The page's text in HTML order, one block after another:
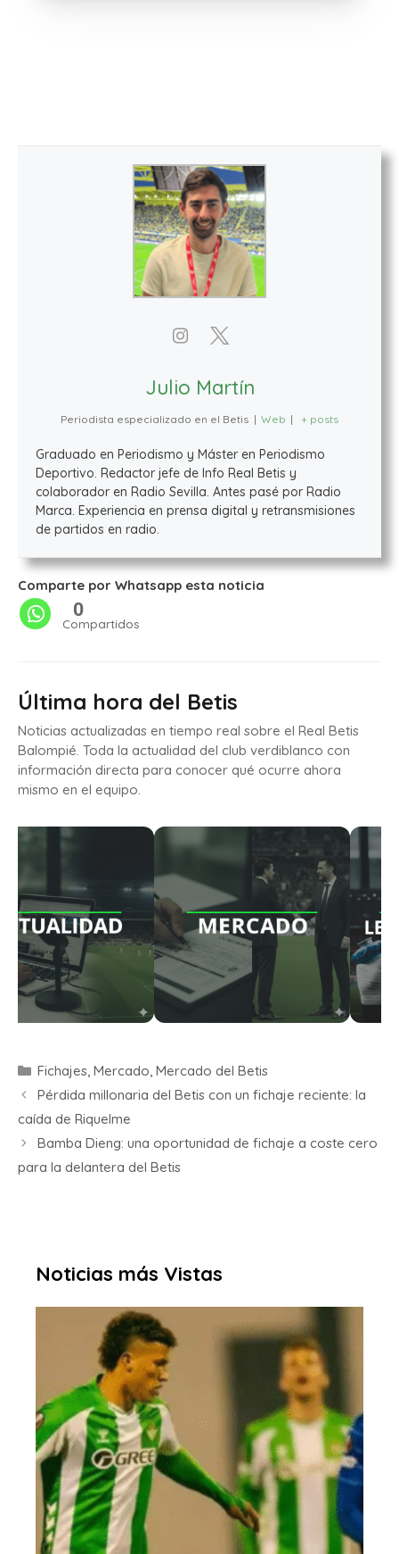
Julio Martín
Periodista especializado en el Betis | Web | + posts
Graduado en Periodismo y Máster en Periodismo
Deportivo. Redactor jefe de Info Real Betis y
colaborador en Radio Sevilla. Antes pasé por Radio
Marca. Experiencia en prensa digital y retransmisiones
de partidos en radio.
Comparte por Whatsapp esta noticia
0
Compartidos
Última hora del Betis
Noticias actualizadas en tiempo real sobre el Real Betis
Balompié. Toda la actualidad del club verdiblanco con
información directa para conocer qué ocurre ahora
mismo en el equipo.
Fichajes Mercado Mercado del Betis
Pérdida millonaria del Betis con un fichaje reciente: la
caída de Riquelme
Bamba Dieng: una oportunidad de fichaje a coste cero
para la delantera del Betis
Noticias más Vistas